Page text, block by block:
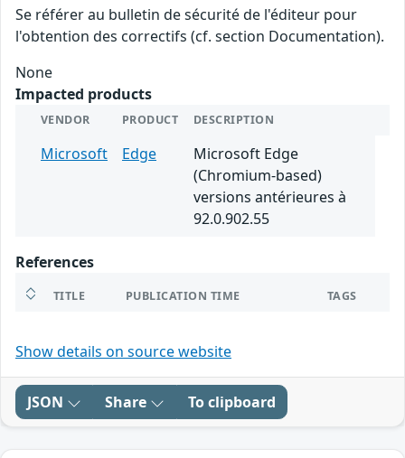
Se référer au bulletin de sécurité de l'éditeur pour
l'obtention des correctifs (cf. section Documentation).
None
Impacted products
VENDOR PRODUCT DESCRIPTION
Microsoft Edge
Microsoft Edge
(Chromium-based)
versions antérieures à
92.0.902.55
References
TITLE PUBLICATION TIME TAGS
Show details on source website
JSON Share To clipboard